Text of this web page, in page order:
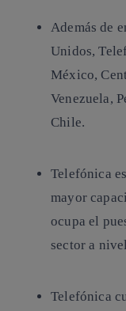
Además de
Unidos,
México,
Venezuela,
Chile.
Telefónica
mayor
ocupa el
sector a
Telefónica